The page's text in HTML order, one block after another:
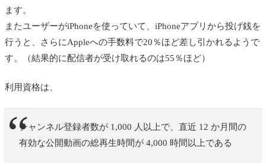
ます。
またユーザーがiPhoneを使っていて、iPhoneアプリから投げ銭を
行うと、さらにAppleへの手数料で20％ほど差し引かれるようで
す。（結果的に配信者が受け取れるのは55％ほど）
利用資格は、
チャンネル登録者数が 1,000 人以上で、直近 12 か月間の
有効な公開動画の総再生時間が 4,000 時間以上である